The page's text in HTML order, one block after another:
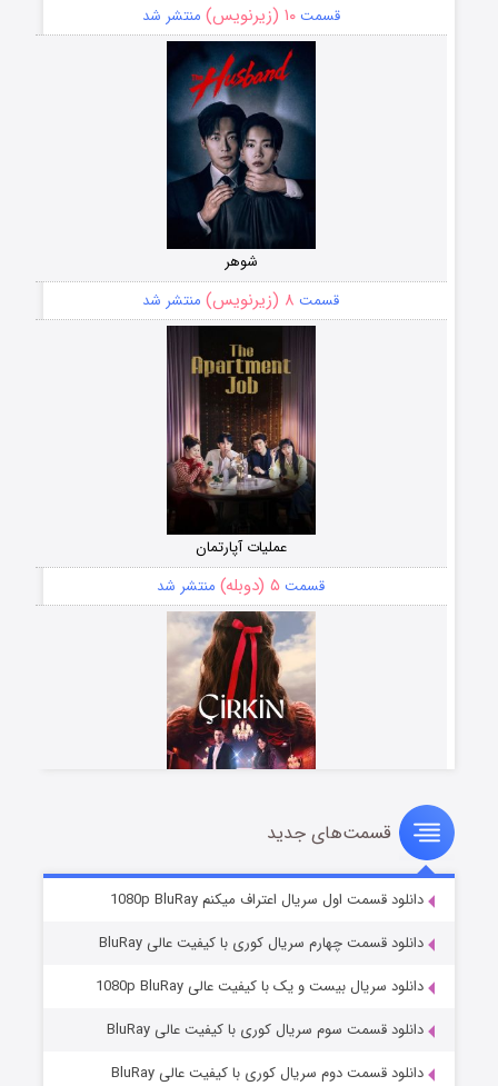
قسمت۱۰ (زیرنویس) منتشر شد
شوهر
قسمت ۸ (زیرنویس) منتشر شد
عملیات آپارتمان
قسمت ۵ (دوبله) منتشر شد
سریال زشت
قسمت۲ (زیرنویس) منتشر شد
قسمت‌های جدید
دانلود قسمت اول سریال اعتراف میکنم 1080p BluRay
دانلود قسمت چهارم سریال کوری با کیفیت عالی BluRay
دانلود سریال بیست و یک با کیفیت عالی 1080p BluRay
دانلود قسمت سوم سریال کوری با کیفیت عالی BluRay
دانلود قسمت دوم سریال کوری با کیفیت عالی BluRay